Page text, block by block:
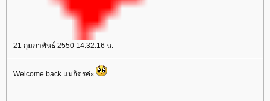
21 กุมภาพันธ์ 2550 14:32:16 น.
Welcome back แม่จิตรค่ะ